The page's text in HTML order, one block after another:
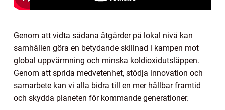
Genom att vidta sådana åtgärder på lokal nivå kan
samhällen göra en betydande skillnad i kampen mot
global uppvärmning och minska koldioxidutsläppen.
Genom att sprida medvetenhet, stödja innovation och
samarbete kan vi alla bidra till en mer hållbar framtid
och skydda planeten för kommande generationer.